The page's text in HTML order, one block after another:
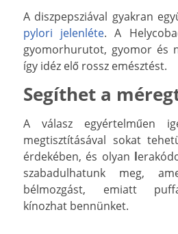
A diszpepsziával gyakran
pylori jelenléte. A
gyomorhurutot, gyomor és
így idéz elő rossz emésztést.
Segíthet a
A válasz egyértelműen
megtisztításával sokat
érdekében, és olyan l
szabadulhatunk meg,
bélmozgást, emiatt
kínozhat bennünket.